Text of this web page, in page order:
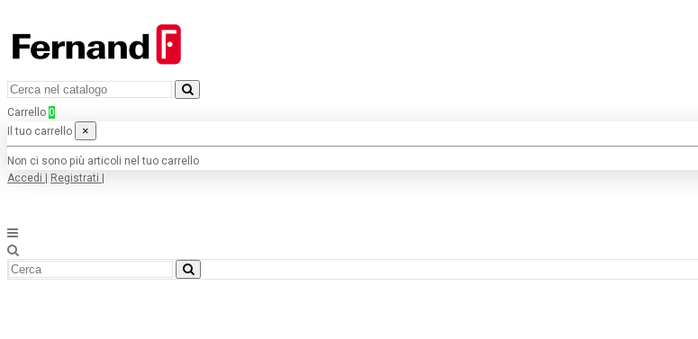
Carrello 0
Il tuo carrello
×
Non ci sono più articoli nel tuo carrello
Accedi
Registrati